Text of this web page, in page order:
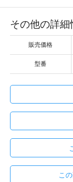
その他の詳細
販売価格
型番
こ